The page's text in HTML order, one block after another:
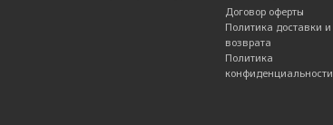
Договор оферты
Политика доставки и
возврата
Политика
конфиденциальности